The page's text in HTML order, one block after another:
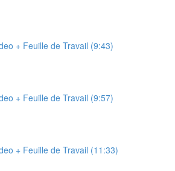
+ Feuille de Travail (9:43)
+ Feuille de Travail (9:57)
+ Feuille de Travail (11:33)